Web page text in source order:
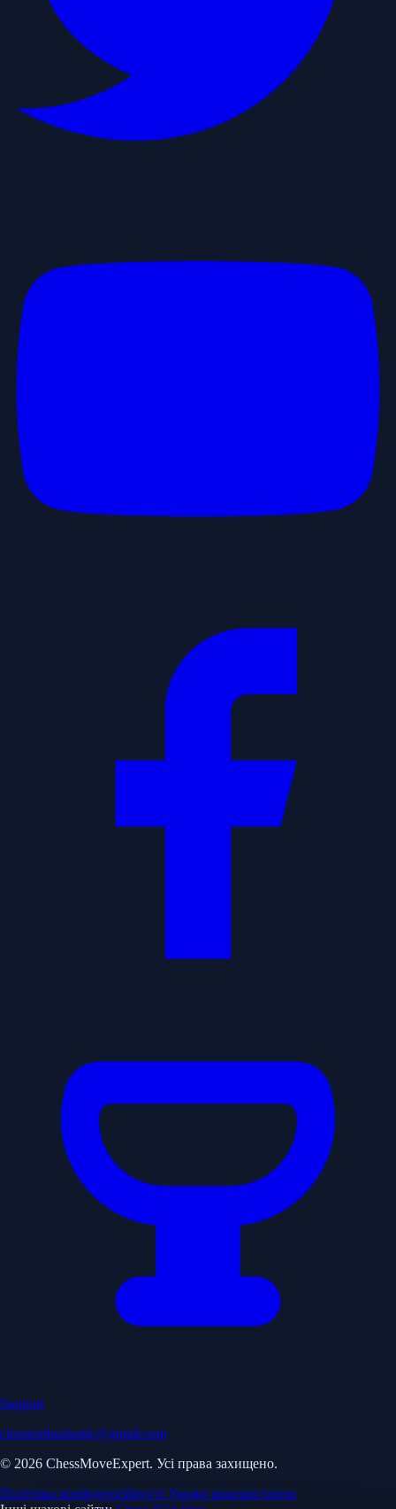
Support
chessenthuziastic@gmail.com
© 2026 ChessMoveExpert. Усі права захищено.
Політика конфіденційності Умови використання